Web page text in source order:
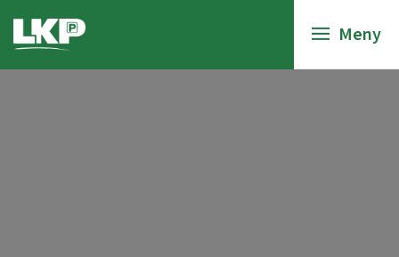
Meny